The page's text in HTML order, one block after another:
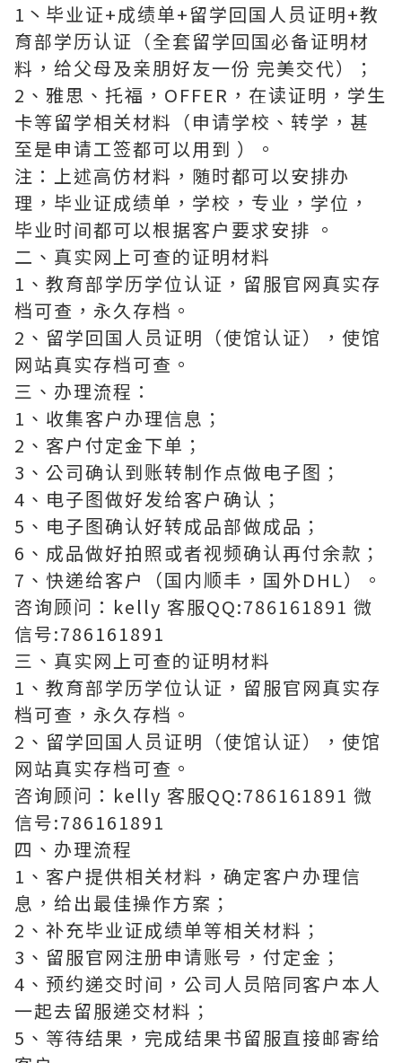
1丶毕业证+成绩单+留学回国人员证明+教
育部学历认证（全套留学回国必备证明材
料，给父母及亲朋好友一份 完美交代）；
2、雅思、托福，OFFER，在读证明，学生
卡等留学相关材料（申请学校、转学，甚
至是申请工签都可以用到 ）。
注：上述高仿材料，随时都可以安排办
理，毕业证成绩单，学校，专业，学位，
毕业时间都可以根据客户要求安排 。
二、真实网上可查的证明材料
1、教育部学历学位认证，留服官网真实存
档可查，永久存档。
2、留学回国人员证明（使馆认证），使馆
网站真实存档可查。
三、办理流程：
1、收集客户办理信息；
2、客户付定金下单；
3、公司确认到账转制作点做电子图；
4、电子图做好发给客户确认；
5、电子图确认好转成品部做成品；
6、成品做好拍照或者视频确认再付余款；
7、快递给客户（国内顺丰，国外DHL）。
咨询顾问：kelly 客服QQ:786161891 微
信号:786161891
三、真实网上可查的证明材料
1、教育部学历学位认证，留服官网真实存
档可查，永久存档。
2、留学回国人员证明（使馆认证），使馆
网站真实存档可查。
咨询顾问：kelly 客服QQ:786161891 微
信号:786161891
四、办理流程
1、客户提供相关材料，确定客户办理信
息，给出最佳操作方案；
2、补充毕业证成绩单等相关材料；
3、留服官网注册申请账号，付定金；
4、预约递交时间，公司人员陪同客户本人
一起去留服递交材料；
5、等待结果，完成结果书留服直接邮寄给